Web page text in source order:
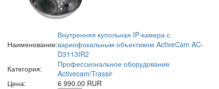
Наименование:
Внутренняя купольная IP-камера с
вариофокальным объективом ActiveCam AC-
D3113IR2
Категория:
Профессиональное оборудование
Activecam/Trassir
Цена:
6 990.00 RUR